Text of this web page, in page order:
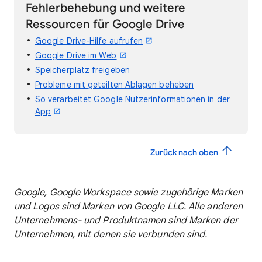
Fehlerbehebung und weitere
Ressourcen für Google Drive
Google Drive-Hilfe aufrufen
Google Drive im Web
Speicherplatz freigeben
Probleme mit geteilten Ablagen beheben
So verarbeitet Google Nutzerinformationen in der
App
Zurück nach oben
Google, Google Workspace sowie zugehörige Marken
und Logos sind Marken von Google LLC. Alle anderen
Unternehmens- und Produktnamen sind Marken der
Unternehmen, mit denen sie verbunden sind.